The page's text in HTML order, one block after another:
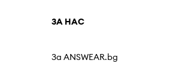
ЗА НАС
За ANSWEAR.bg